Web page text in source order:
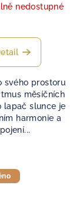
nedostupné
svého prostoru
měsíčních
lapač slunce je
harmonie a